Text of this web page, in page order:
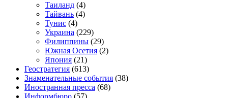
Таиланд (4)
Тайвань (4)
Тунис (4)
Украина (229)
Филиппины (29)
Южная Осетия (2)
Япония (21)
Геостратегия (613)
Знаменательные события (38)
Иностранная пресса (68)